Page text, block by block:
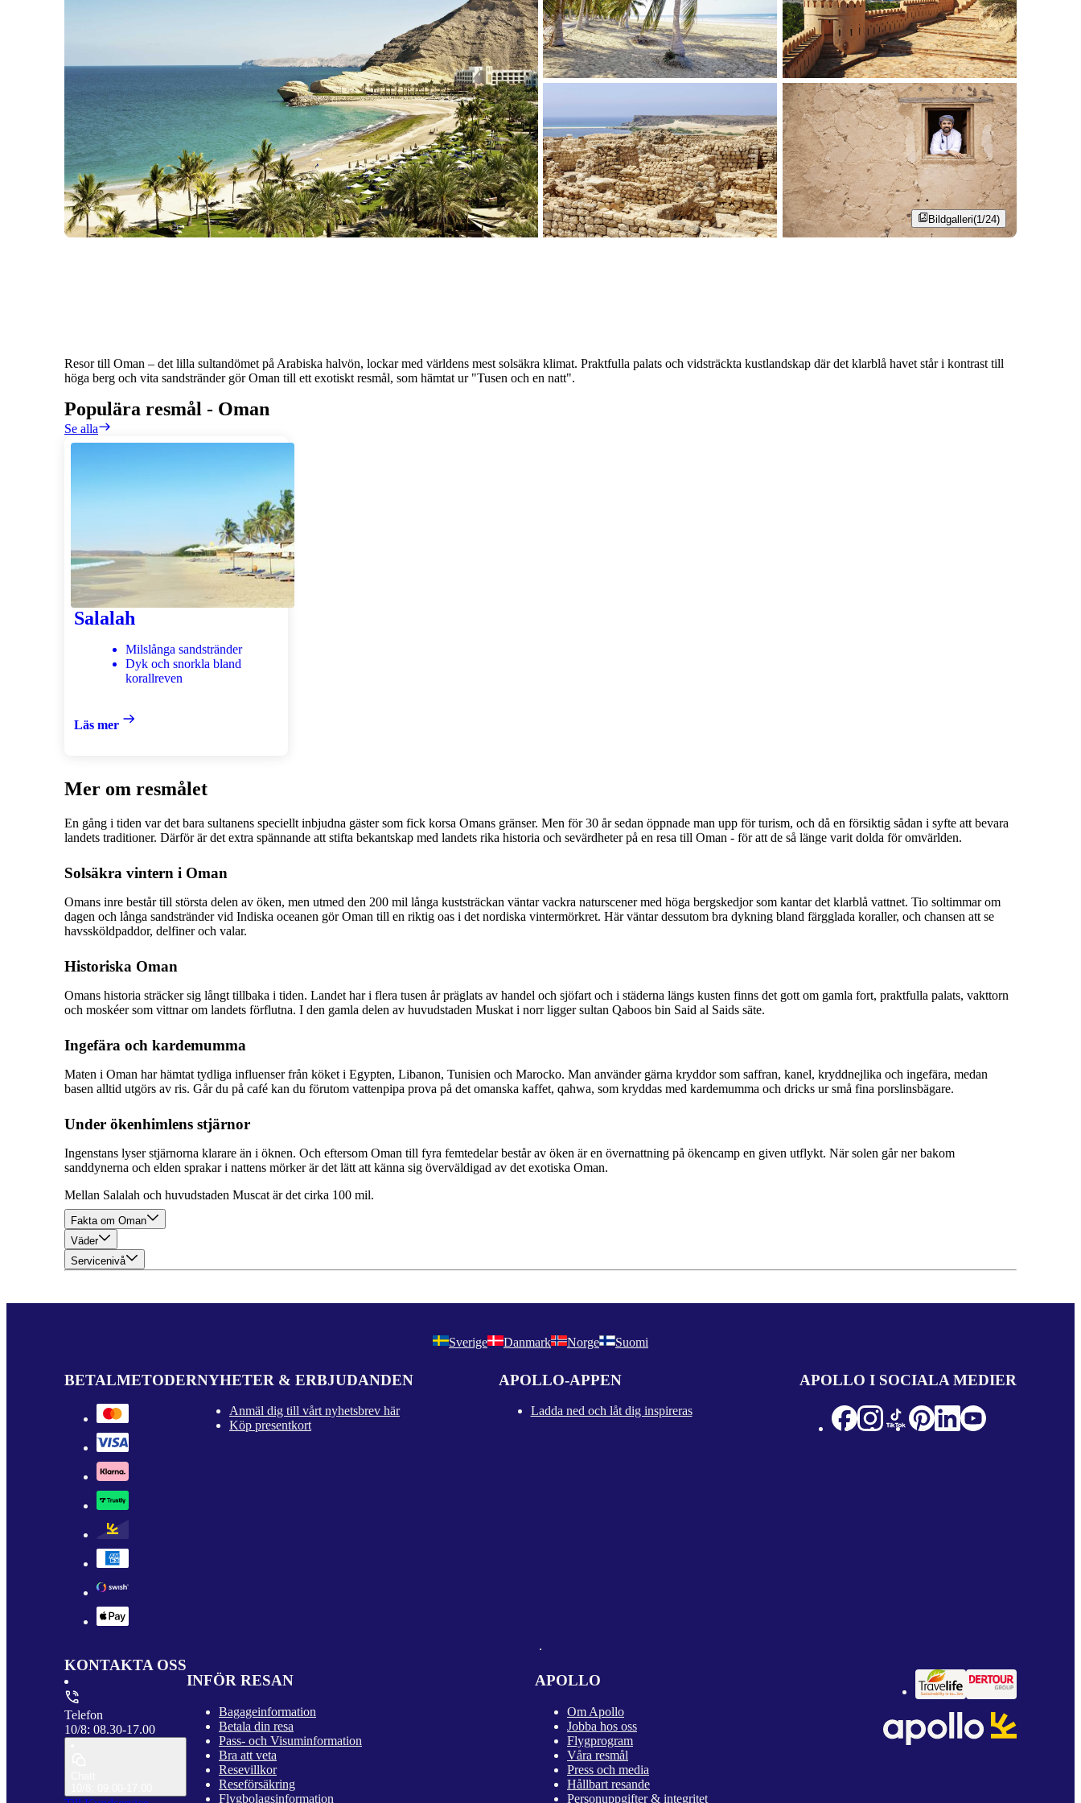
Bildgalleri(1/24)
Resor till Oman – det lilla sultandömet på Arabiska halvön, lockar med världens mest solsäkra klimat. Praktfulla palats och vidsträckta kustlandskap där det klarblå havet står i kontrast till
höga berg och vita sandstränder gör Oman till ett exotiskt resmål, som hämtat ur "Tusen och en natt".
Populära resmål - Oman
Se alla
Salalah
Milslånga sandstränder
Dyk och snorkla bland
korallreven
Läs mer
Mer om resmålet
En gång i tiden var det bara sultanens speciellt inbjudna gäster som fick korsa Omans gränser. Men för 30 år sedan öppnade man upp för turism, och då en försiktig sådan i syfte att bevara
landets traditioner. Därför är det extra spännande att stifta bekantskap med landets rika historia och sevärdheter på en resa till Oman - för att de så länge varit dolda för omvärlden.
Solsäkra vintern i Oman
Omans inre består till största delen av öken, men utmed den 200 mil långa kuststräckan väntar vackra naturscener med höga bergskedjor som kantar det klarblå vattnet. Tio soltimmar om
dagen och långa sandstränder vid Indiska oceanen gör Oman till en riktig oas i det nordiska vintermörkret. Här väntar dessutom bra dykning bland färgglada koraller, och chansen att se
havssköldpaddor, delfiner och valar.
Historiska Oman
Omans historia sträcker sig långt tillbaka i tiden. Landet har i flera tusen år präglats av handel och sjöfart och i städerna längs kusten finns det gott om gamla fort, praktfulla palats, vakttorn
och moskéer som vittnar om landets förflutna. I den gamla delen av huvudstaden Muskat i norr ligger sultan Qaboos bin Said al Saids säte.
Ingefära och kardemumma
Maten i Oman har hämtat tydliga influenser från köket i Egypten, Libanon, Tunisien och Marocko. Man använder gärna kryddor som saffran, kanel, kryddnejlika och ingefära, medan
basen alltid utgörs av ris. Går du på café kan du förutom vattenpipa prova på det omanska kaffet, qahwa, som kryddas med kardemumma och dricks ur små fina porslinsbägare.
Under ökenhimlens stjärnor
Ingenstans lyser stjärnorna klarare än i öknen. Och eftersom Oman till fyra femtedelar består av öken är en övernattning på ökencamp en given utflykt. När solen går ner bakom
sanddynerna och elden sprakar i nattens mörker är det lätt att känna sig överväldigad av det exotiska Oman.
Mellan Salalah och huvudstaden Muscat är det cirka 100 mil.
Fakta om Oman
Väder
Servicenivå
Sverige Danmark Norge Suomi
BETALMETODERNYHETER & ERBJUDANDEN
Anmäl dig till vårt nyhetsbrev här
Köp presentkort
APOLLO-APPEN
Ladda ned och låt dig inspireras
APOLLO I SOCIALA MEDIER
KONTAKTA OSS
Telefon
10/8: 08.30-17.00
INFÖR RESAN
Bagageinformation
Betala din resa
Pass- och Visuminformation
Bra att veta
Resevillkor
Reseförsäkring
Flygbolagsinformation
APOLLO
Om Apollo
Jobba hos oss
Flygprogram
Våra resmål
Press och media
Hållbart resande
Personuppgifter & integritet